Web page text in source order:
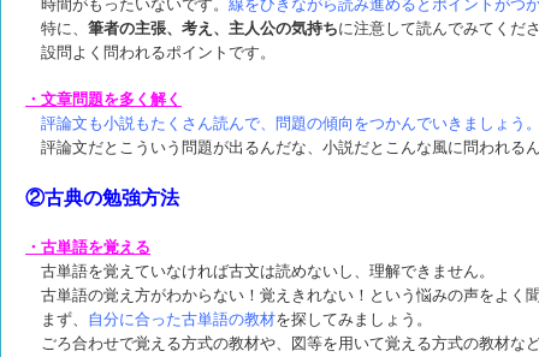
時間がもったいないです。 線をひきながら読み進めるとポイントがつ
特に、 筆者の主張、考え、主人公の気持ちに注意して読んでみてくだ
設問よく問われるポイントです。
・文章問題を多く解く
評論文も小説もたくさん読んで、問題の傾向をつかんでいきましょう
評論文だとこういう問題が出るんだな、小説だとこんな風に問われる
②古典の勉強方法
・古単語を覚える
古単語を覚えていなければ古文は読めないし、理解できません。
古単語の覚え方がわからない！覚えきれない！ という悩みの声をよく
まず、 自分に合った古単語の教材を探してみましょう。
ごろ合わせで覚える方式の教材や、図等を用いて覚える方式の教材な